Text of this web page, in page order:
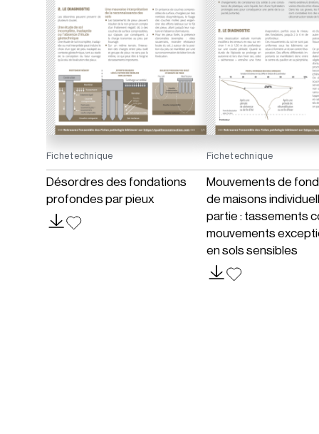
Fiche technique
Désordres des fondations
profondes par pieux
Fiche technique
Mouvements de
de maisons
partie : tassements
mouvements
en sols sensibles